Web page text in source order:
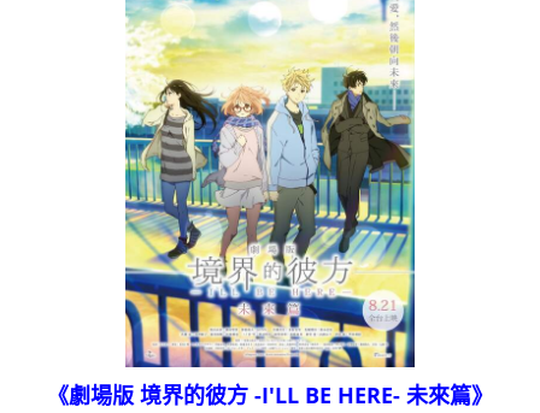
《劇場版 境界的彼方 -I'LL BE HERE- 未來篇》